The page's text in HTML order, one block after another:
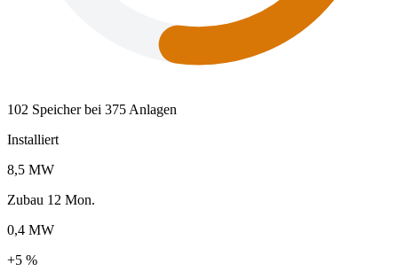
102 Speicher bei 375 Anlagen
Installiert
8,5 MW
Zubau 12 Mon.
0,4 MW
+5 %